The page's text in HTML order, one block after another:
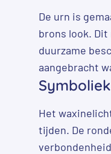
De urn is
brons look.
duurzame
aangebracht
Symboliek
Het
tijden. De